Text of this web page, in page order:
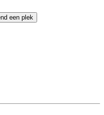
en veranderende
een plek